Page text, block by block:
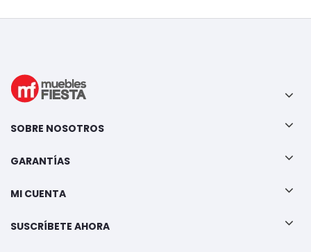
SOBRE NOSOTROS
GARANTÍAS
MI CUENTA
SUSCRÍBETE AHORA